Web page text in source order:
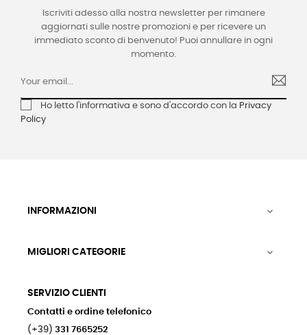
Iscriviti adesso alla nostra newsletter per rimanere
aggiornati sulle nostre promozioni e per ricevere un
immediato sconto di benvenuto! Puoi annullare in ogni
momento.
Ho letto l'informativa e sono d'accordo con la Privacy
Policy
INFORMAZIONI 
MIGLIORI CATEGORIE 
SERVIZIO CLIENTI
Contatti e ordine telefonico
(+39) 331 7665252